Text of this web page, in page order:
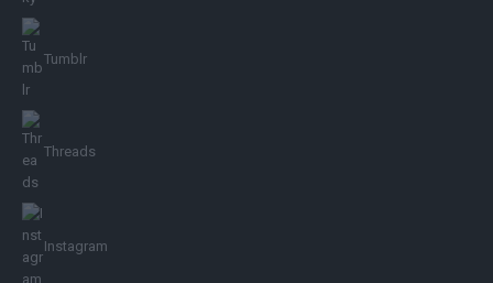
Tumblr
Threads
Instagram